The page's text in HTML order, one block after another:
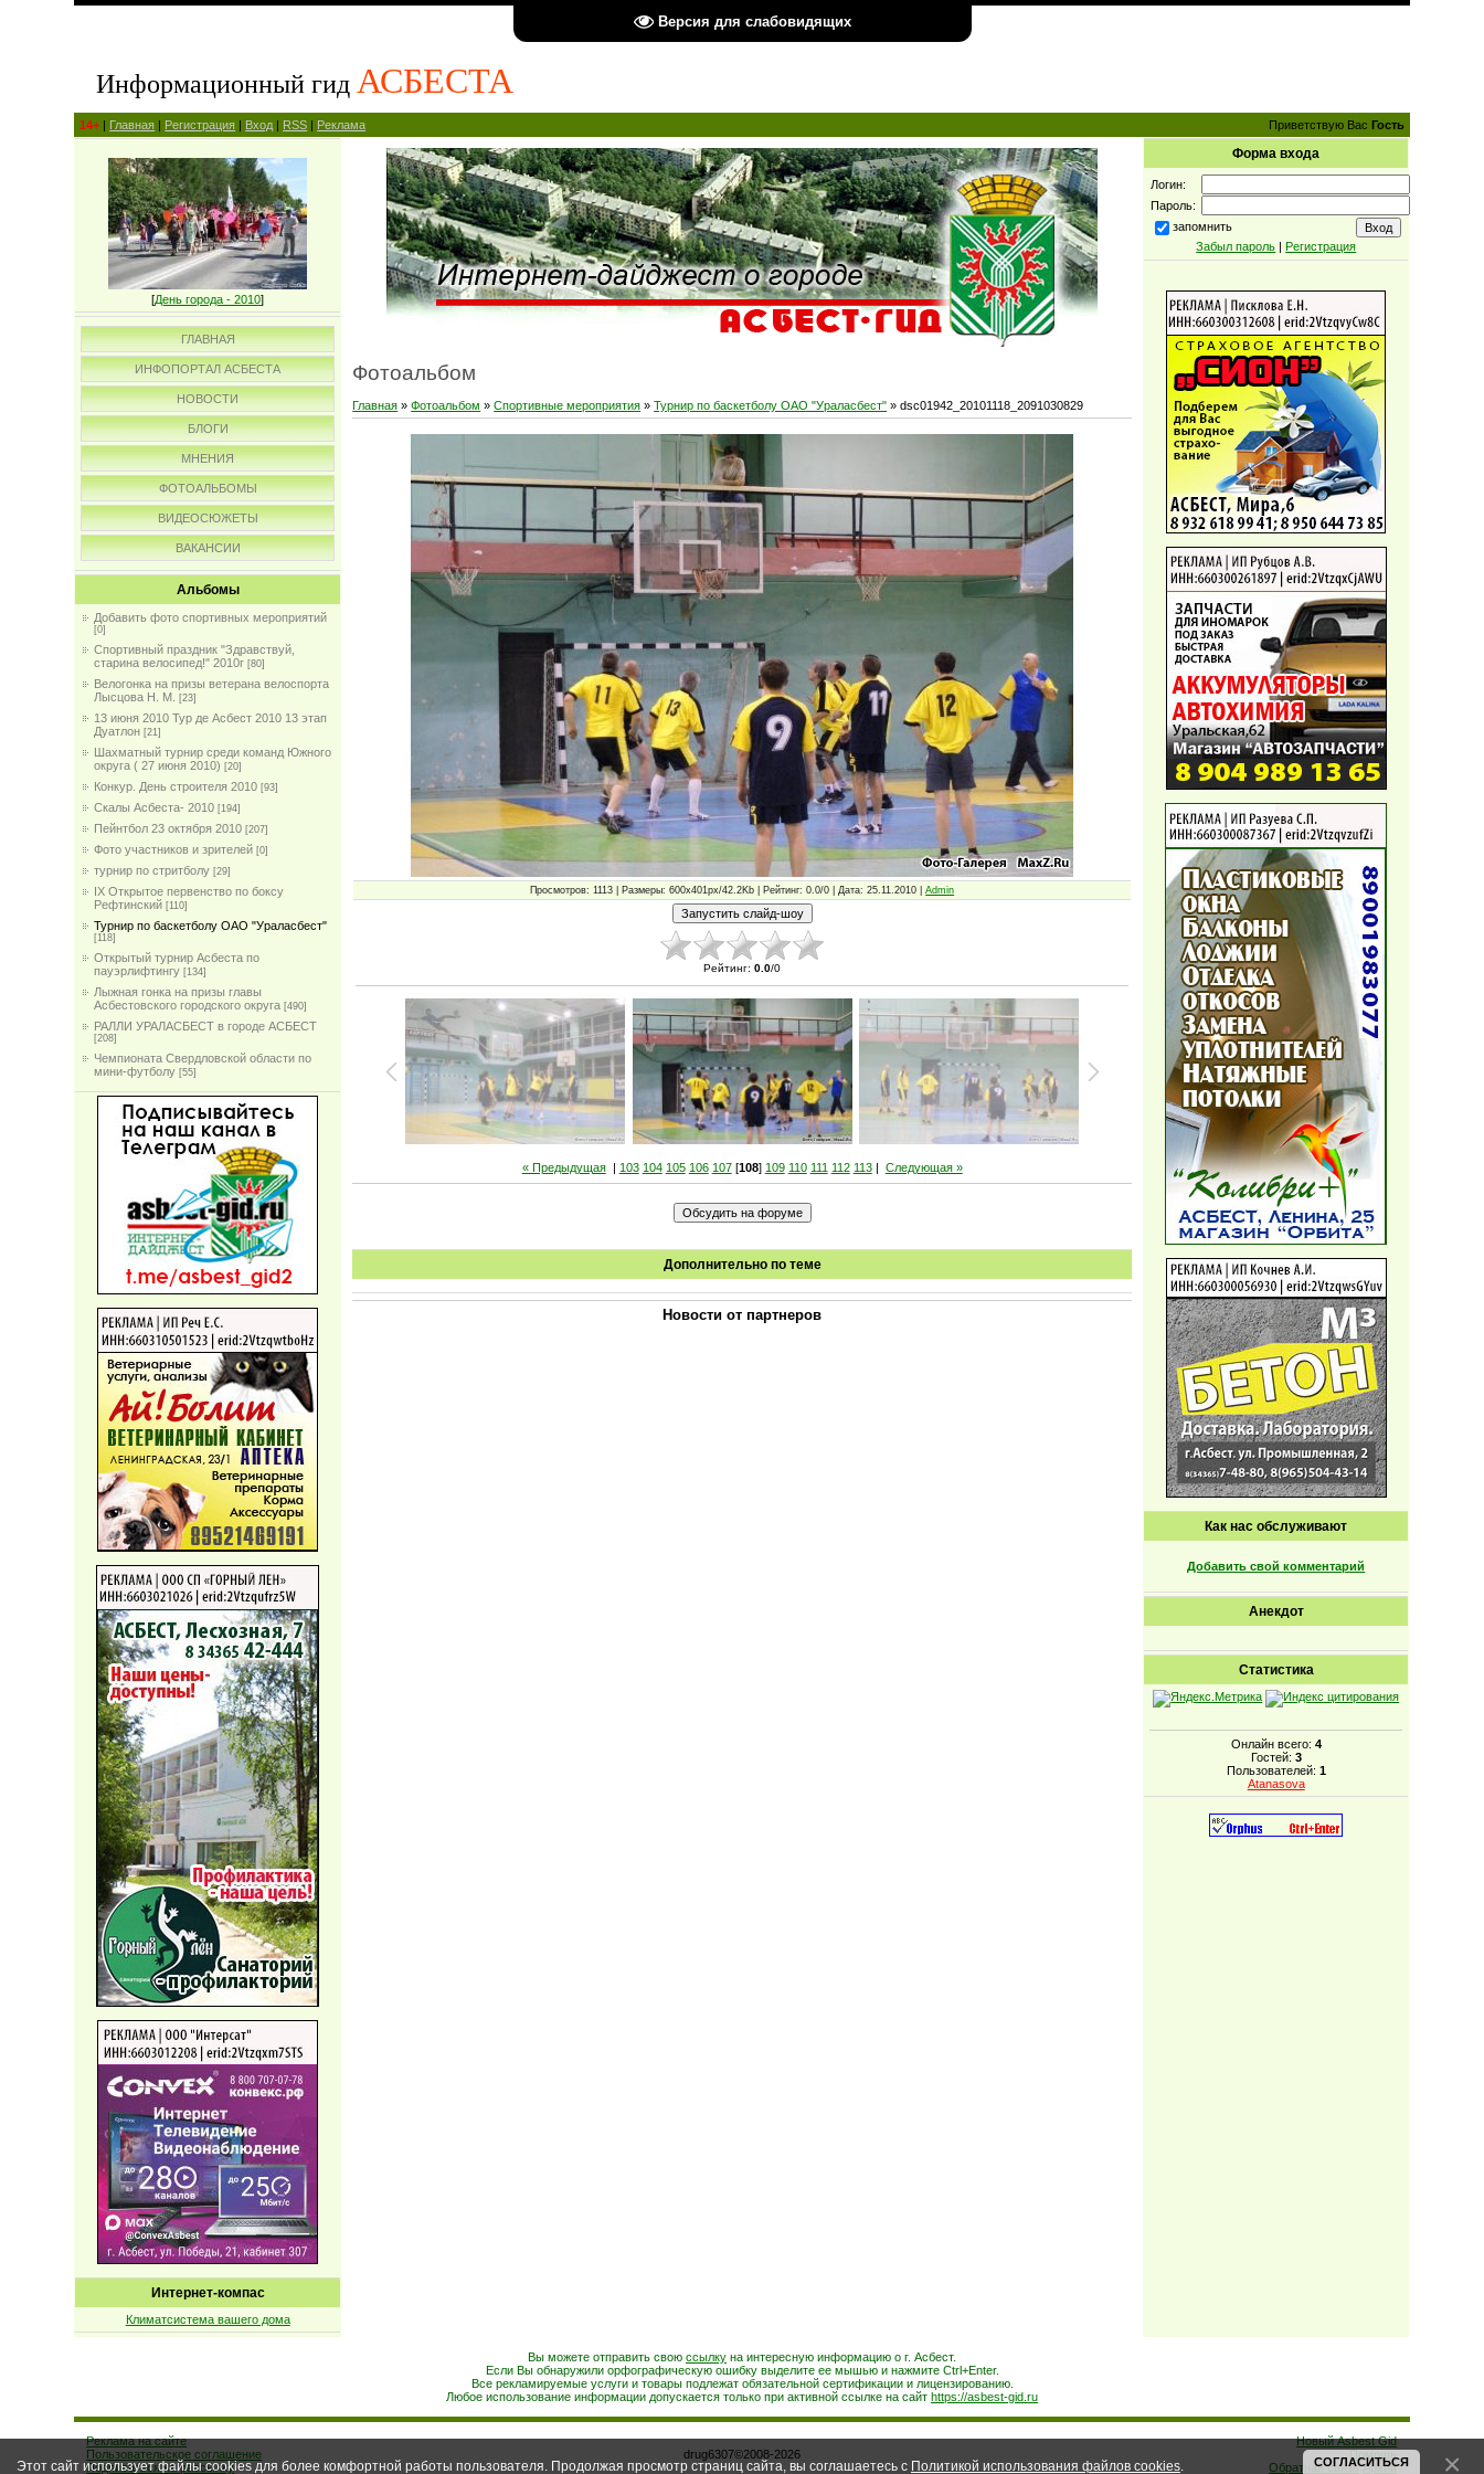
Версия для слабовидящих
Информационный гид АСБЕСТА
14+ | Главная | Регистрация | Вход | RSS | Реклама Приветствую Вас Гость
[День города - 2010]
ГЛАВНАЯ
ИНФОПОРТАЛ АСБЕСТА
НОВОСТИ
БЛОГИ
МНЕНИЯ
ФОТОАЛЬБОМЫ
ВИДЕОСЮЖЕТЫ
ВАКАНСИИ
Альбомы
Добавить фото спортивных мероприятий
[0]
Спортивный праздник "Здравствуй,
старина велосипед!" 2010г [80]
Велогонка на призы ветерана велоспорта
Лысцова Н. М.
[23]
13 июня 2010 Тур де Асбест 2010 13 этап
Дуатлон [21]
Шахматный турнир среди команд Южного
округа ( 27 июня 2010) [20]
Конкур. День строителя 2010 [93]
Скалы Асбеста- 2010 [194]
Пейнтбол 23 октября 2010 [207]
Фото участников и зрителей [0]
турнир по стритболу [29]
IX Открытое первенство по боксу
Рефтинский [110]
Турнир по баскетболу ОАО "Ураласбест"
[118]
Открытый турнир Асбеста по
пауэрлифтингу [134]
Лыжная гонка на призы главы
Асбестовского городского округа [490]
РАЛЛИ УРАЛАСБЕСТ в городе АСБЕСТ
[208]
Чемпионата Свердловской области по
мини-футболу [55]
Интернет-компас
Климатсистема вашего дома
Фотоальбом
Главная »Фотоальбом »Спортивные мероприятия »Турнир по баскетболу ОАО "Ураласбест" » dsc01942_20101118_2091030829
Просмотров: 1113 | Размеры: 600x401px/42.2Kb | Рейтинг: 0.0/0 | Дата: 25.11.2010 |Admin
Рейтинг: 0.0/0
« Предыдущая| 103 104 105 106 107[108] 109 110 111 112 113| Следующая »
Дополнительно по теме
Новости от партнеров
Форма входа
Логин:
Пароль:
запомнить
Забыл пароль | Регистрация
Как нас обслуживают
Добавить свой комментарий
Анекдот
Статистика
Онлайн всего: 4
Гостей: 3
Пользователей: 1
Atanasova
Вы можете отправить свою ссылку на интересную информацию о г. Асбест.
Если Вы обнаружили орфографическую ошибку выделите ее мышью и нажмите Ctrl+Enter.
Все рекламируемые услуги и товары подлежат обязательной сертификации и лицензированию.
Любое использование информации допускается только при активной ссылке на сайт https://asbest-gid.ru
Реклама на сайте
Пользовательское соглашение
Подписаться на рассылку
drug6307©2008-2026
Новый Asbest Gid
Помощь
Обратная связь Архив
Этот сайт использует файлы cookies для более комфортной работы пользователя. Продолжая просмотр страниц сайта, вы соглашаетесь с Политикой использования файлов cookies СОГЛАСИТЬСЯ